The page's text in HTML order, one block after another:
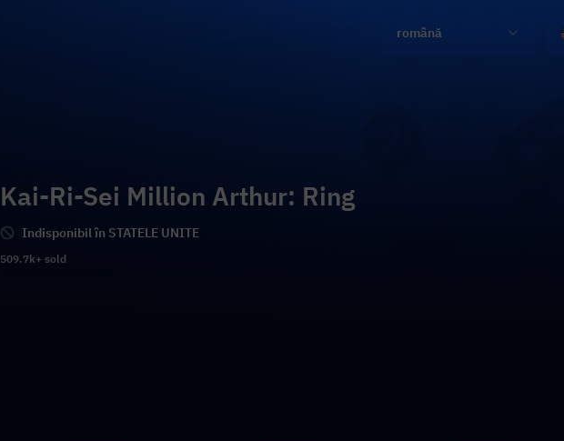
română
Kai-Ri-Sei Million Arthur: Ring
Indisponibil în STATELE UNITE
509.7k+ sold